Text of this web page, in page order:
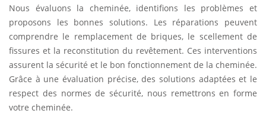
Nous évaluons la cheminée, identifions les problèmes et
proposons les bonnes solutions. Les réparations peuvent
comprendre le remplacement de briques, le scellement de
fissures et la reconstitution du revêtement. Ces interventions
assurent la sécurité et le bon fonctionnement de la cheminée.
Grâce à une évaluation précise, des solutions adaptées et le
respect des normes de sécurité, nous remettrons en forme
votre cheminée.